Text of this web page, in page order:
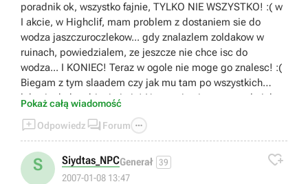
poradnik ok, wszystko fajnie, TYLKO NIE WSZYSTKO! :( w
I akcie, w Highclif, mam problem z dostaniem sie do
wodza jaszczuroczlekow... gdy znalazlem zoldakow w
ruinach, powiedzialem, ze jeszcze nie chce isc do
wodza... I KONIEC! Teraz w ogole nie moge go znalesc! :(
Biegam z tym slaadem czy jak mu tam po wszystkich
lokacjach, kombinuje i nic! Na mapie nie zaznaczylo ich
kryjowki, tego jaszczura ubic juz nie moge i ogolnie to nie
wiem co robic :/ Mam zaczac od poczatku cala gre?!?!?!
Cholerny bug! Ludzie, pomocy! :(
Pokaż całą wiadomość
Odpowiedz  Forum 
S Siydtas_NPCGenerał 39
2007-01-08 13:47
